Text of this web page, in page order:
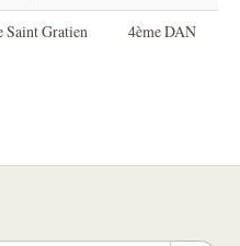
Saint Gratien 4ème DAN